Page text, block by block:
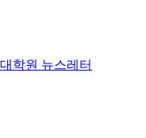
학원 뉴스레터